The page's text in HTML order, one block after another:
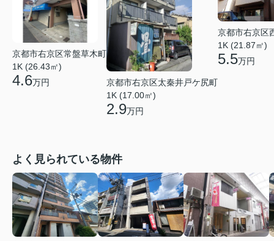
京都市右京区常盤草木町
1K (26.43㎡)
4.6万円
京都市右京区太秦井戸ケ尻町
1K (17.00㎡)
2.9万円
京都市右京区
1K (21.87㎡)
5.5万円
よく見られている物件